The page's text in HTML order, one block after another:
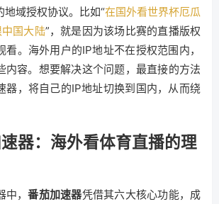
地域授权协议。比如“在国外看世界杯厄瓜
国大陆”，就是因为该场比赛的直播版权
看。海外用户的IP地址不在授权范围内，
内容。想要解决这个问题，最直接的方法
器，将自己的IP地址切换到国内，从而绕
器：海外看体育直播的理
中，番茄加速器凭借其六大核心功能，成